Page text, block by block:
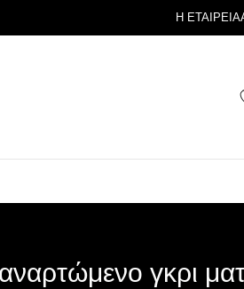
Η ΕΤΑΙΡΕΙΑ
γκρι